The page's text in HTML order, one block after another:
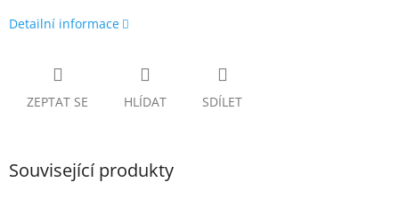
Detailní informace
ZEPTAT SE HLÍDAT SDÍLET
Související produkty